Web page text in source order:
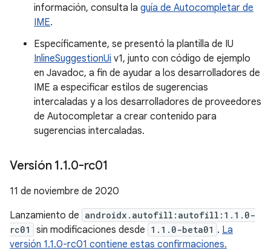
información, consulta la guía de Autocompletar de
IME.
Específicamente, se presentó la plantilla de IU
InlineSuggestionUi v1, junto con código de ejemplo
en Javadoc, a fin de ayudar a los desarrolladores de
IME a especificar estilos de sugerencias
intercaladas y a los desarrolladores de proveedores
de Autocompletar a crear contenido para
sugerencias intercaladas.
Versión 1.1.0-rc01
11 de noviembre de 2020
Lanzamiento de androidx.autofill:autofill:1.1.0-
rc01
sin modificaciones desde 1.1.0-beta01 . La
versión 1.1.0-rc01 contiene estas confirmaciones.